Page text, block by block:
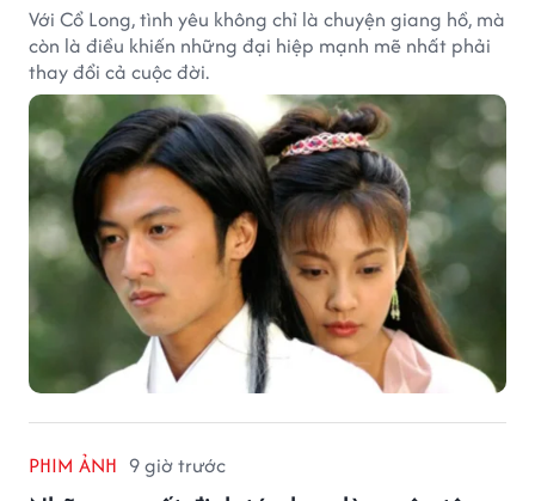
Với Cổ Long, tình yêu không chỉ là chuyện giang hồ, mà
còn là điều khiến những đại hiệp mạnh mẽ nhất phải
thay đổi cả cuộc đời.
PHIM ẢNH 9 giờ trước